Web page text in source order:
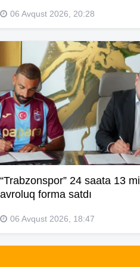
06 Avqust 2026, 20:28
“Trabzonspor” 24 saata 13
avroluq forma satdı
06 Avqust 2026, 18:47